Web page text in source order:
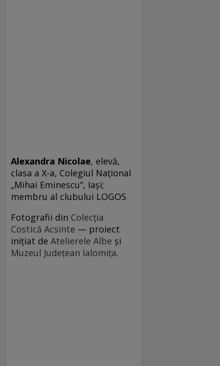
Alexandra Nicolae, elevă,
clasa a X-a, Colegiul Naţional
„Mihai Eminescu“, Iaşi;
membru al clubului LOGOS
Fotografii din Colecția
Costică Acsinte — proiect
inițiat de Atelierele Albe și
Muzeul Județean Ialomița.